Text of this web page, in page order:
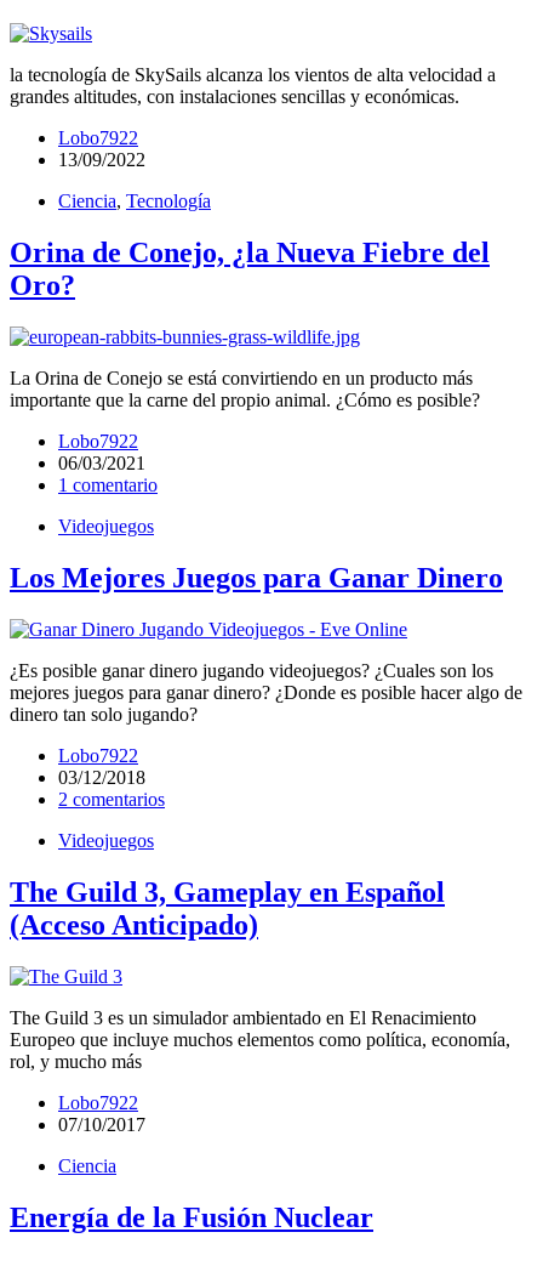
la tecnología de SkySails alcanza los vientos de alta velocidad a
grandes altitudes, con instalaciones sencillas y económicas.
Lobo7922
13/09/2022
Ciencia, Tecnología
Orina de Conejo, ¿la Nueva Fiebre del
Oro?
La Orina de Conejo se está convirtiendo en un producto más
importante que la carne del propio animal. ¿Cómo es posible?
Lobo7922
06/03/2021
1 comentario
Videojuegos
Los Mejores Juegos para Ganar Dinero
¿Es posible ganar dinero jugando videojuegos? ¿Cuales son los
mejores juegos para ganar dinero? ¿Donde es posible hacer algo de
dinero tan solo jugando?
Lobo7922
03/12/2018
2 comentarios
Videojuegos
The Guild 3, Gameplay en Español
(Acceso Anticipado)
The Guild 3 es un simulador ambientado en El Renacimiento
Europeo que incluye muchos elementos como política, economía,
rol, y mucho más
Lobo7922
07/10/2017
Ciencia
Energía de la Fusión Nuclear